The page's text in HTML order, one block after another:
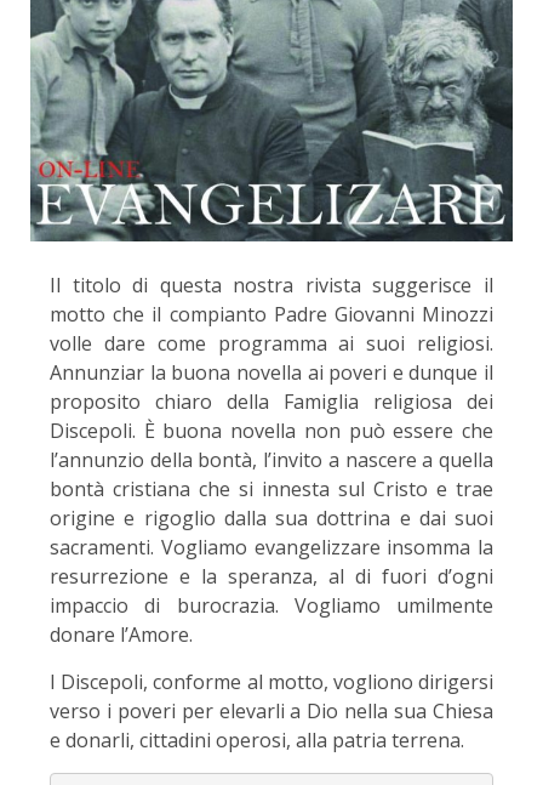
Il titolo di questa nostra rivista suggerisce il
motto che il compianto Padre Giovanni Minozzi
volle dare come programma ai suoi religiosi.
Annunziar la buona novella ai poveri e dunque il
proposito chiaro della Famiglia religiosa dei
Discepoli. È buona novella non può essere che
l’annunzio della bontà, l’invito a nascere a quella
bontà cristiana che si innesta sul Cristo e trae
origine e rigoglio dalla sua dottrina e dai suoi
sacramenti. Vogliamo evangelizzare insomma la
resurrezione e la speranza, al di fuori d’ogni
impaccio di burocrazia. Vogliamo umilmente
donare l’Amore.
I Discepoli, conforme al motto, vogliono dirigersi
verso i poveri per elevarli a Dio nella sua Chiesa
e donarli, cittadini operosi, alla patria terrena.